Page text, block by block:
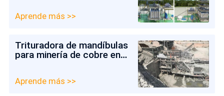
Aprende más >>
Trituradora de mandíbulas
para minería de cobre en
Aprende más >>